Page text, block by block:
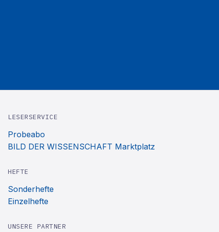
LESERSERVICE
Probeabo
BILD DER WISSENSCHAFT Marktplatz
HEFTE
Sonderhefte
Einzelhefte
UNSERE PARTNER